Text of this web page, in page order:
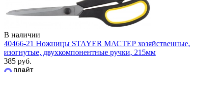
В наличии
40466-21 Ножницы STAYER МАСТЕР хозяйственные,
изогнутые, двухкомпонентные ручки, 215мм
385 руб.